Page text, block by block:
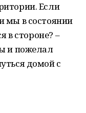
Если
в состоянии
в стороне? –
и пожелал
домой с